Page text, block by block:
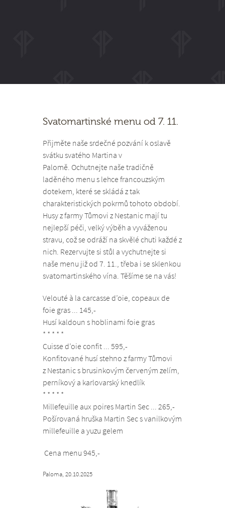
Svatomartinské menu od 7. 11.
Přijměte naše srdečné pozvání k oslavě
svátku svatého Martina v
Palomě. Ochutnejte naše tradičně
laděného menu s lehce francouzským
dotekem, které se skládá z tak
charakteristických pokrmů tohoto období.
Husy z farmy Tůmovi z Nestanic mají tu
nejlepší péči, velký výběh a vyváženou
stravu, což se odráží na skvělé chuti každé z
nich. Rezervujte si stůl a vychutnejte si
naše menu již od 7. 11., třeba i se sklenkou
svatomartinského vína. Těšíme se na vás!
Velouté à la carcasse d’oie, copeaux de
foie gras ... 145,-
Husí kaldoun s hoblinami foie gras
* * * * *
Cuisse d’oie confit ... 595,-
Konfitované husí stehno z farmy Tůmovi
z Nestanic s brusinkovým červeným zelím,
perníkový a karlovarský knedlík
* * * * *
Millefeuille aux poires Martin Sec ... 265,-
Pošírovaná hruška Martin Sec s vanilkovým
millefeuille a yuzu gelem
Cena menu 945,-
Paloma, 20.10.2025